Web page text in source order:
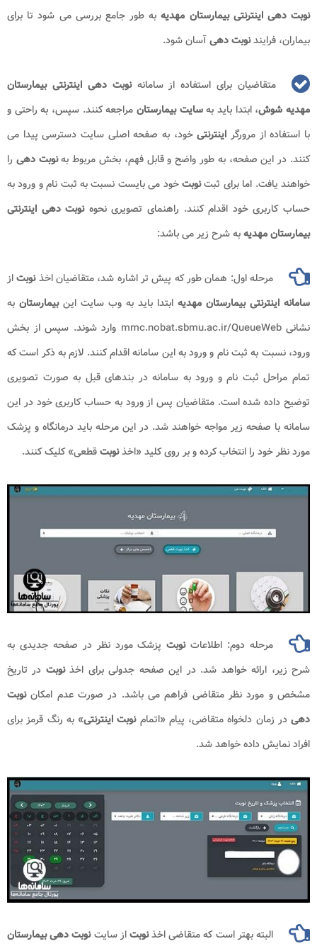
نوبت دهی اینترنتی بیمارستان مهدیهبه طور جامع بررسی می شود تا برای
بیماران، فرایندنوبت دهیآسان شود.
متقاضیان برای استفاده از سامانهنوبت دهی اینترنتی بیمارستان
مهدیه شوش، ابتدا باید بهسایت بیمارستان مراجعه کنند. سپس، به راحتی و
با استفاده از مرورگر اینترنتیخود، به صفحه اصلی سایت دسترسی پیدا می
کنند. در این صفحه، به طور واضح و قابل فهم، بخش مربوط بهنوبت دهی را
خواهند یافت. اما برای ثبتنوبتخود می بایست نسبت به ثبت نام و ورود به
حساب کاربری خود اقدام کنند. راهنمای تصویری نحوه نوبت دهی اینترنتی
بیمارستان مهدیهبه شرح زیر می باشد:
مرحله اول: همان طور که پیش تر اشاره شد، متقاضیان اخذنوبتاز
سامانه اینترنتی بیمارستان مهدیه ابتدا باید به وب سایت اینبیمارستان به
نشانی mmc.nobat.sbmu.ac.ir/QueueWeb وارد شوند. سپس از بخش
ورود، نسبت به ثبت نام و ورود به این سامانه اقدام کنند. لازم به ذکر است که
تمام مراحل ثبت نام و ورود به سامانه در بندهای قبل به صورت تصویری
توضیح داده شده است. متقاضیان پس از ورود به حساب کاربری خود در این
سامانه با صفحه زیر مواجه خواهند شد. در این مرحله باید درمانگاه و پزشک
مورد نظر خود را انتخاب کرده و بر روی کلید «اخذنوبتقطعی» کلیک کنند.
مرحله دوم: اطلاعاتنوبت پزشک مورد نظر در صفحه جدیدی به
شرح زیر، ارائه خواهد شد. در این صفحه جدولی برای اخذنوبت در تاریخ
مشخص و مورد نظر متقاضی فراهم می باشد. در صورت عدم امکاننوبت
دهی در زمان دلخواه متقاضی، پیام «اتمامنوبت اینترنتی» به رنگ قرمز برای
افراد نمایش داده خواهد شد.
البته بهتر است که متقاضی اخذنوبتاز سایتنوبت دهیبیمارستان